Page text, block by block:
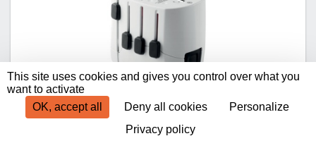
PRO WORLD & USB. 3-POLE - PRO WORLD & USB
This site uses cookies and gives you control over what you
want to activate
OK, accept all
Deny all cookies
Personalize
Privacy policy